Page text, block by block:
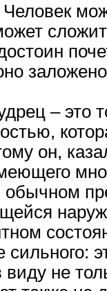
– это
он,
сильного:
не